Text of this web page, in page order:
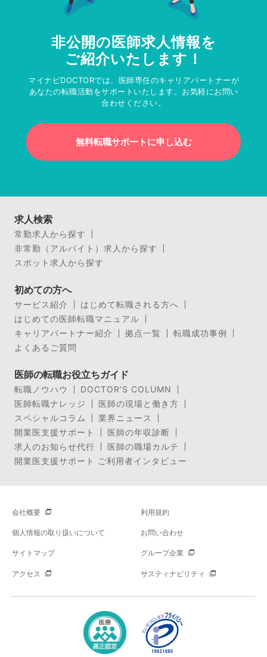
非公開の医師求人情報を
ご紹介いたします！
マイナビDOCTORでは、医師専任のキャリアパートナーが
あなたの転職活動をサポートいたします。お気軽にお問い
合わせください。
無料転職サポートに申し込む
求人検索
常勤求人から探す
非常勤（アルバイト）求人から探す
スポット求人から探す
初めての方へ
サービス紹介
はじめて転職される方へ
はじめての医師転職マニュアル
キャリアパートナー紹介
拠点一覧
転職成功事例
よくあるご質問
医師の転職お役立ちガイド
転職ノウハウ
DOCTOR’S COLUMN
医師転職ナレッジ
医師の現場と働き方
スペシャルコラム
業界ニュース
開業医支援サポート
医師の年収診断
求人のお知らせ代行
医師の職場カルテ
開業医支援サポート ご利用者インタビュー
会社概要 利用規約
個人情報の取り扱いについて お問い合わせ
サイトマップ グループ企業
アクセス サスティナビリティ